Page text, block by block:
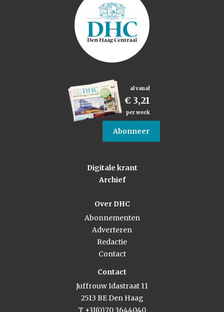
al vanaf
€ 3,21
per week
Abonneer
Digitale krant
Archief
Over DHC
Abonnementen
Adverteren
Redactie
Contact
Contact
Juffrouw Idastraat 11
2513 BE Den Haag
T +31(0)70 3644040